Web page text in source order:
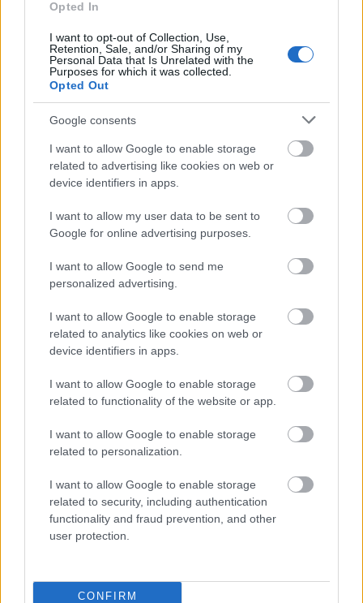
Opted In
I want to opt-out of Collection, Use,
Retention, Sale, and/or Sharing of my
Personal Data that Is Unrelated with the
Purposes for which it was collected.
Opted Out
Google consents
I want to allow Google to enable storage
related to advertising like cookies on web or
device identifiers in apps.
I want to allow my user data to be sent to
Google for online advertising purposes.
I want to allow Google to send me
personalized advertising.
I want to allow Google to enable storage
related to analytics like cookies on web or
device identifiers in apps.
I want to allow Google to enable storage
related to functionality of the website or app.
I want to allow Google to enable storage
related to personalization.
I want to allow Google to enable storage
related to security, including authentication
functionality and fraud prevention, and other
user protection.
CONFIRM
Ja, igen, ésPierce Brosnan - na ő sokat dob a
filmen, egyszerűen a kinézetével és hogy simán
összetett. Ő Lars apja. Lars meg hát... Láttam már
Will Ferrellt máshol is, tehát tudtam, hogy mire
tőle. Inkább valami igazi szépfiúval játszattam volna
el a helyében a szerepet, akkor már eleve lett volna
egy érdekes ellentmondás. Rachel McAdams pedig
olyan figurát kapott, aki bármilyen valójában
komoly, szerelmes filmben is megjelenhet. Azért a
képi világot meg kell említenem, lenyűgöző tájakat
találtak, de ez inkább Izland érdeme, nem a
készítőké, akik csak a film elején használták ki a
természet adta lehetőségeket.